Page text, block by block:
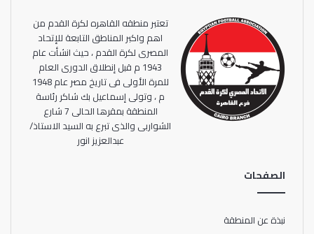
تعتبر منطقه القاهره لكرة القدم من
اهم واكبر المناطق التابعة للإتحاد
المصرى لكرة القدم ، حيث انشأت عام
1943 م قبل إنطلاق الدورى العام
للمرة الأولى فى تاريخ مصر عام 1948
م ، وتولى إسماعيل بك شاكر رئاسة
المنطقة بمقرها الحالى 7 شارع
الشواربى والذى تبرع به السيد الاستاذ/
عبدالعزيز انور
الصفحات
نبذة عن المنطقة